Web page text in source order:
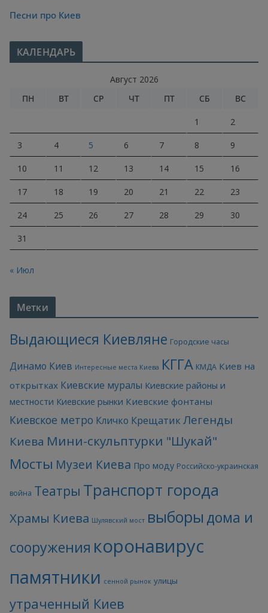
Песни про Киев
КАЛЕНДАРЬ
Август 2026
ПН
ВТ СР ЧТ ПТ СБ ВС
1 2
3 4 5 6 7 8 9
10 11 12 13 14 15 16
17 18 19 20 21 22 23
24 25 26 27 28 29 30
31
« Июл
Метки
Выдающиеся Киевляне Городские часы
Динамо Киев Интересные места Киева КГГА КМДА Киев на
открытках Киевские муралы Киевские районы и
местности Киевские рынки Киевские фонтаны
Киевское метро Кличко КрещатикЛегенды
Киева Мини-скульптурки "Шукай"
Мосты Музеи Киева Про моду Российско-украинская
война Театры Транспорт города
Храмы Киева Шулявский мост выборы дома и
сооружения коронавирус
памятники сенной рынок улицы
утраченный Киев